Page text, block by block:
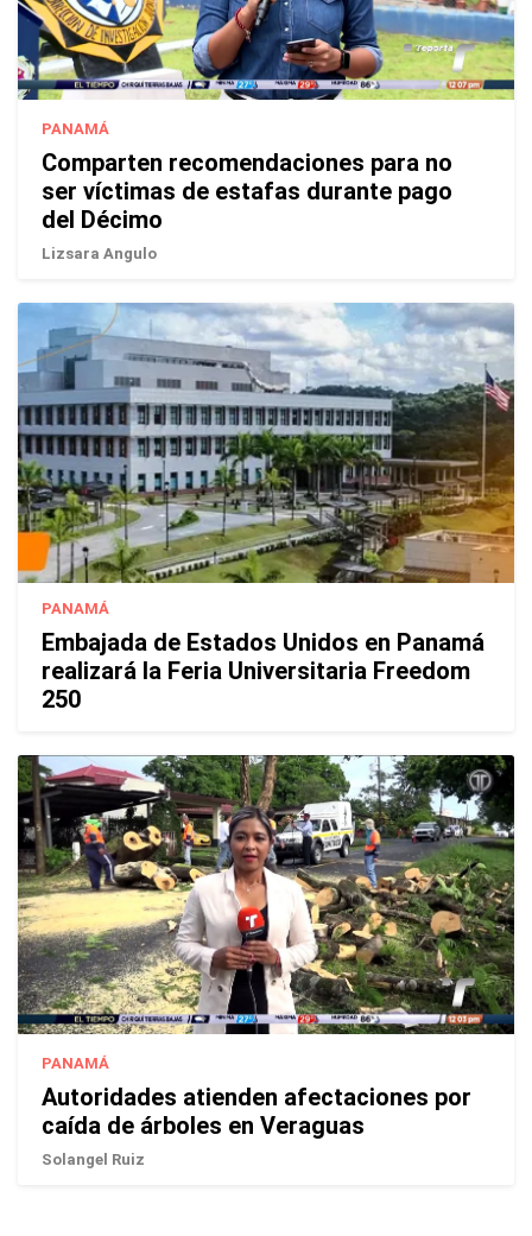
PANAMÁ
Comparten recomendaciones para no
ser víctimas de estafas durante pago
del Décimo
Lizsara Angulo
PANAMÁ
Embajada de Estados Unidos en Panamá
realizará la Feria Universitaria Freedom
250
PANAMÁ
Autoridades atienden afectaciones por
caída de árboles en Veraguas
Solangel Ruiz